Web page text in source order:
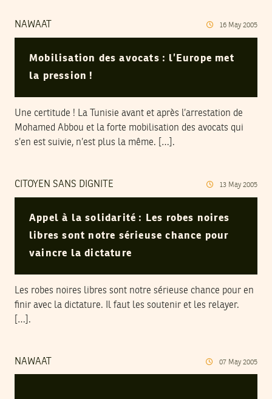
NAWAAT 16 May 2005
Mobilisation des avocats : l’Europe met
la pression !
Une certitude ! La Tunisie avant et après l’arrestation de
Mohamed Abbou et la forte mobilisation des avocats qui
s’en est suivie, n’est plus la même. […].
CITOYEN SANS DIGNITE 13 May 2005
Appel à la solidarité : Les robes noires
libres sont notre sérieuse chance pour
vaincre la dictature
Les robes noires libres sont notre sérieuse chance pour en
finir avec la dictature. Il faut les soutenir et les relayer.
[…].
NAWAAT 07 May 2005